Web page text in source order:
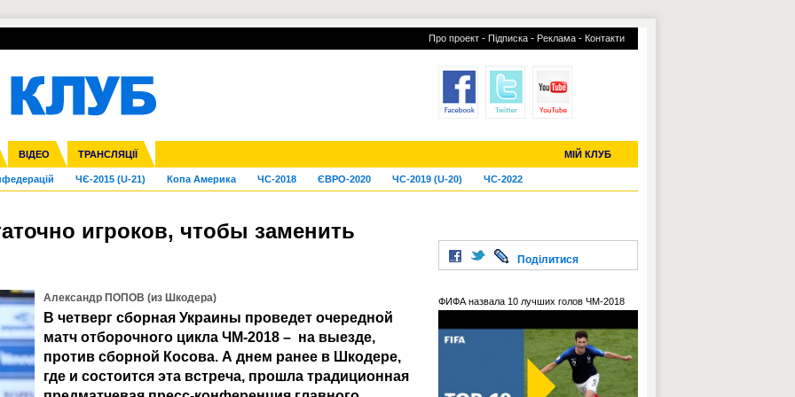
Про проект - Підписка - Реклама - Контакти
ВІДЕО ТРАНСЛЯЦІЇ МІЙ КЛУБ
ліга Кубок України Молодіжка
Ліга націй Ліга конференцій
Франція Інші
ЧЄ-2015 (U-21) Копа Америка ЧС-2018 ЄВРО-2020 ЧС-2019 (U-20) ЧС-2022
УПЛ-ПЕРЕХОДИ УСІ ТРАНСФЕРИ
игроков, чтобы заменить
Александр ПОПОВ (из Шкодера)
В четверг сборная Украины проведет очередной
матч отборочного цикла ЧМ-2018 – на выезде,
против сборной Косова. А днем ранее в Шкодере,
где и состоится эта встреча, прошла традиционная
Поділитися
ФИФА назвала 10 лучших голов ЧМ-2018